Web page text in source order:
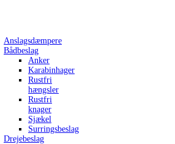
Anslagsdæmpere
Bådbeslag
Anker
Karabinhager
Rustfri
hængsler
Rustfri
knager
Sjækel
Surringsbeslag
Drejebeslag